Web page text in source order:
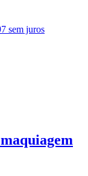
sem juros